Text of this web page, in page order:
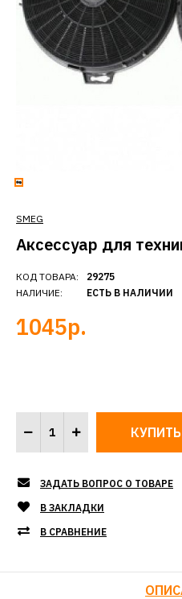
SMEG
Аксессуар для
КОД ТОВАРА:
НАЛИЧИЕ:
29275
ЕСТЬ В НАЛИЧИИ
1045р.
ЗАДАТЬ ВОПРОС О ТОВАРЕ
В ЗАКЛАДКИ
В СРАВНЕНИЕ